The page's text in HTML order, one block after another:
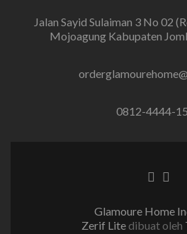
Jalan Sayid Sulaiman 3 No 02
Mojoagung Kabupaten
0812-4444-
Tautan
Glamoure Home
Zerif Lite dibuat oleh